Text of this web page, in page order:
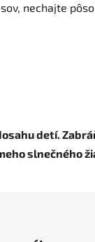
nechajte
detí.
slnečného